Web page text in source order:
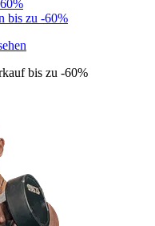
bis zu -60%
bis zu -60%